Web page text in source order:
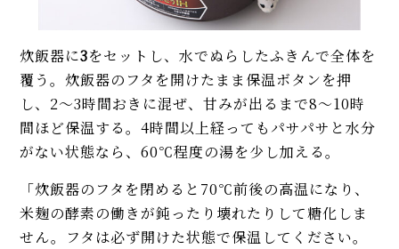
炊飯器に3をセットし、水でぬらしたふきんで全体を
覆う。炊飯器のフタを開けたまま保温ボタンを押
し、2～3時間おきに混ぜ、甘みが出るまで8～10時
間ほど保温する。4時間以上経ってもパサパサと水分
がない状態なら、60℃程度の湯を少し加える。
「炊飯器のフタを閉めると70℃前後の高温になり、
米麹の酵素の働きが鈍ったり壊れたりして糖化しま
せん。フタは必ず開けた状態で保温してください。